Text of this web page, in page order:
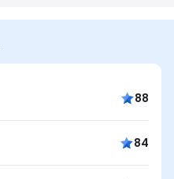
88
84